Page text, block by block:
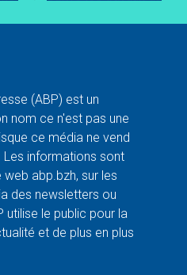
(ABP) est un
nom ce n'est pas une
ce média ne vend
informations sont
abp.bzh, sur les
des newsletters ou
utilise le public pour la
et de plus en plus